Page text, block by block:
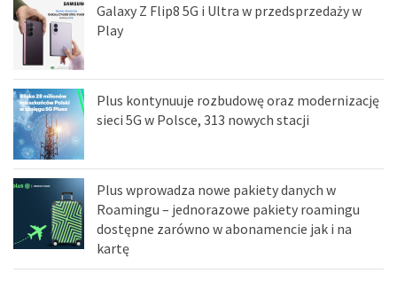
Galaxy Z Flip8 5G i Ultra w przedsprzedaży w
Play
Plus kontynuuje rozbudowę oraz modernizację
sieci 5G w Polsce, 313 nowych stacji
Plus wprowadza nowe pakiety danych w
Roamingu – jednorazowe pakiety roamingu
dostępne zarówno w abonamencie jak i na
kartę